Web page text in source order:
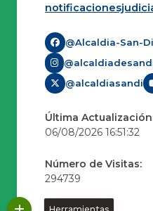
@Alcaldia-San-
@alcaldiasandi
Última
06/08/2026 16:51:32
Número de Visitas:
294739